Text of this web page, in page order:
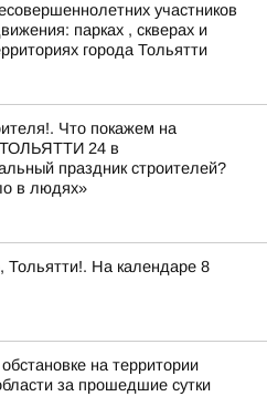
участников
парках , скверах и
города Тольятти
Что покажем на
ТОЛЬЯТТИ 24 в
праздник строителей?
в людях»
Тольятти!. На календаре 8
на территории
за прошедшие сутки